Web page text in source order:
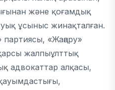
және қоғамдық
ұсыныс жинақталған.
«Жаңару»
жалпыұлттық
адвокаттар алқасы,